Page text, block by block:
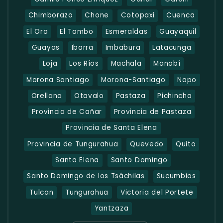
Chimborazo
Chone Cotopaxi
Cuenca
El Oro
El Tambo Esmeraldas
Guayaquil
Guayas
Ibarra Imbabura
Latacunga
Loja
Los Ríos Machala
Manabí
Morona Santiago
Morona-Santiago
Napo
Orellana
Otavalo Pastaza
Pichincha
Provincia de Cañar
Provincia de Pastaza
Provincia de Santa Elena
Provincia de Tungurahua
Quevedo
Quito
Santa Elena
Santo Domingo
Santo Domingo de los Tsáchilas
Sucumbios
Tulcan
Tungurahua
Victoria del Portete
Yantzaza